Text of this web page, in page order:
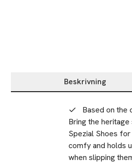
Beskrivning
Beskrivning
Based on the
Bring the
Spezial Shoes
comfy and holds
when slipping